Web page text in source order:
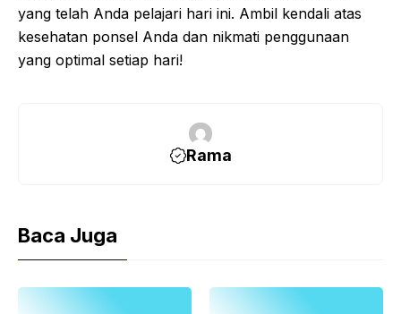
yang telah Anda pelajari hari ini. Ambil kendali atas
kesehatan ponsel Anda dan nikmati penggunaan
yang optimal setiap hari!
Rama
Baca Juga